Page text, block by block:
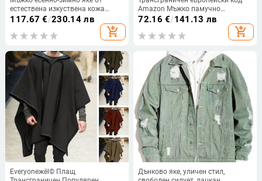
естествена изкуствена кожа
Haining с удебелена кожена
подплата за татко, средно дълго,
едноредно палто за мъже
117.67 €/230.14 лв
add_shopping_cart
Amazon Мъжко памучно
подплатено яке Ежедневно
спортно ветроустойчиво палто
Удебелено есенно и зимно яке
72.16 €/141.13 лв
add_shopping_cart
Everyoneжël© Плащ
Дънково яке, уличен стил,